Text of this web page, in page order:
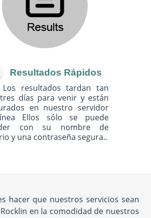
Resultados Rápidos
Los resultados tardan tan
días para venir y están
en nuestro servidor
Ellos sólo se puede
con su nombre de
y una contraseña segura..
hacer que nuestros servicios sean
en la comodidad de nuestros